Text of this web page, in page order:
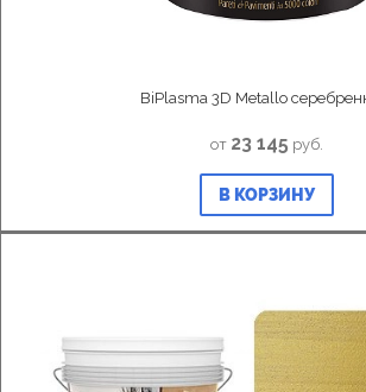
BiPlasma 3D Metallo
от 23 145 руб.
В КОРЗИНУ